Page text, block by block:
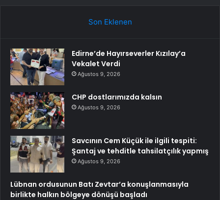
Son Eklenen
Edirne’de Hayırseverler Kızılay’a
Vekalet Verdi
Ağustos 9, 2026
CHP dostlarımızda kalsın
Ağustos 9, 2026
Savcının Cem Küçük ile ilgili tespiti:
Şantaj ve tehditle tahsilatçılık yapmış
Ağustos 9, 2026
Lübnan ordusunun Batı Zevtar’a konuşlanmasıyla
birlikte halkın bölgeye dönüşü başladı